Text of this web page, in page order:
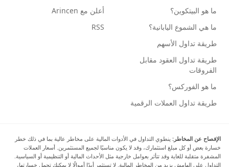
ما هو البيتكوين؟
ما هي الشموع اليابانية؟
طريقة تداول الأسهم
طريقة تداول العقود مقابل
الفروقات
ما هو الفوركس؟
طريقة تداول العملات الرقمية
أعلن مع Arincen
RSS
الإفصاح عن المخاطر: ينطوي التداول في الأدوات المالية على مخاطر عالية بما في ذلك خطر
خسارة بعض أو كل مبلغ استثمارك، وقد لا يكون مناسبًا لجميع المستثمرين. أسعار العملات
المشفرة متقلبة للغاية وقد تتأثر بعوامل خارجية مثل الأحداث المالية أو التنظيمية أو السياسية.
التداول على الهامش يزيد من المخاطر المالية. لا تستثمر أبدًا أموالًا لا يمكنك تحمل خسارتها،